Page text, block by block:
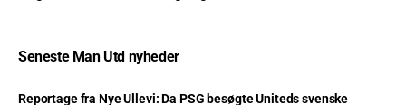
Seneste Man Utd nyheder
Reportage fra Nye Ullevi: Da PSG besøgte Uniteds svenske